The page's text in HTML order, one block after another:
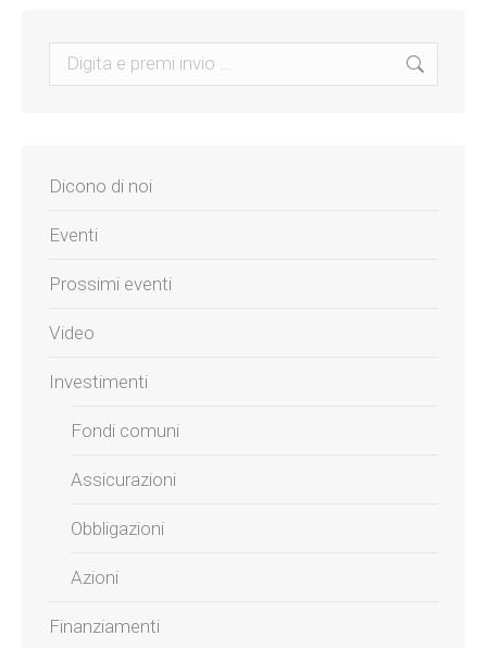
Search:
Dicono di noi
Eventi
Prossimi eventi
Video
Investimenti
Fondi comuni
Assicurazioni
Obbligazioni
Azioni
Finanziamenti